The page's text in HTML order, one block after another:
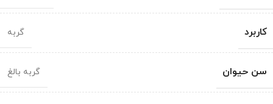
کاربرد گربه
سن حیوان گربه بالغ